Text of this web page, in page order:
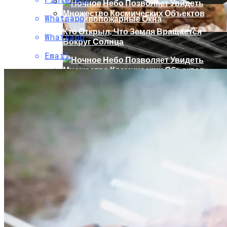
5 Кусочков В День. Врач Рассказала,
Почему Не Стоит Отказываться От
Хлеба
Противопожарные Окна
Чистовая Отделка И Черновая Отделка
Кто Открыл, Что Земля Вращается
Вокруг Солнца
Гипотеза Занесения Жизни Из Космоса
Имеет Объяснения
Whatsapp
Whatsapp
Email